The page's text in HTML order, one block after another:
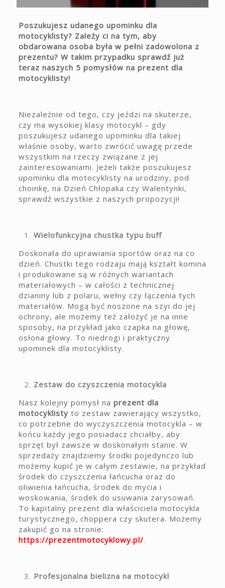
Poszukujesz udanego upominku dla
motocyklisty? Zależy ci na tym, aby
obdarowana osoba była w pełni zadowolona z
prezentu? W takim przypadku sprawdź już
teraz naszych 5 pomysłów na prezent dla
motocyklisty!
Niezależnie od tego, czy jeździ na skuterze,
czy ma wysokiej klasy motocykl – gdy
poszukujesz udanego upominku dla takiej
właśnie osoby, warto zwrócić uwagę przede
wszystkim na rzeczy związane z jej
zainteresowaniami. Jeżeli także poszukujesz
upominku dla motocyklisty na urodziny, pod
choinkę, na Dzień Chłopaka czy Walentynki,
sprawdź wszystkie z naszych propozycji!
Wielofunkcyjna chustka typu buff
Doskonała do uprawiania sportów oraz na co
dzień. Chustki tego rodzaju mają kształt komina
i produkowane są w różnych wariantach
materiałowych – w całości z technicznej
dzianiny lub z polaru, wełny czy łączenia tych
materiałów. Mogą być noszone na szyi do jej
ochrony, ale możemy też założyć je na inne
sposoby, na przykład jako czapka na głowę,
osłona głowy. To niedrogi i praktyczny
upominek dla motocyklisty.
Zestaw do czyszczenia motocykla
Nasz kolejny pomysł na prezent dla
motocyklisty to zestaw zawierający wszystko,
co potrzebne do wyczyszczenia motocykla – w
końcu każdy jego posiadacz chciałby, aby
sprzęt był zawsze w doskonałym stanie. W
sprzedaży znajdziemy środki pojedynczo lub
możemy kupić je w całym zestawie, na przykład
środek do czyszczenia łańcucha oraz do
oliwienia łańcucha, środek do mycia i
woskowania, środek do usuwania zarysowań.
To kapitalny prezent dla właściciela motocykla
turystycznego, choppera czy skutera. Możemy
zakupić go na stronie:
https://prezentmotocyklowy.pl/.
Profesjonalna bielizna na motocykl